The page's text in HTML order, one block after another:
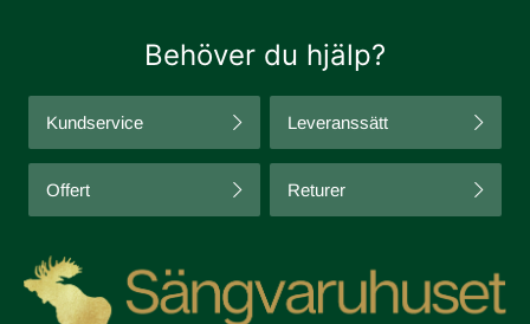
Behöver du hjälp?
Kundservice Leveranssätt
Offert Returer